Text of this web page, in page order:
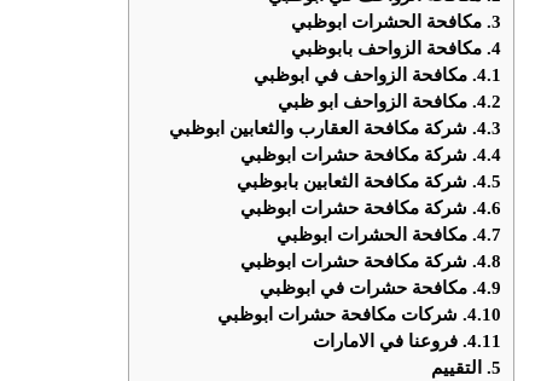
3. مكافحة الحشرات ابوظبي
4. مكافحة الزواحف بابوظبي
4.1. مكافحة الزواحف في ابوظبي
4.2. مكافحة الزواحف ابو ظبي
4.3. شركة مكافحة العقارب والثعابين ابوظبي
4.4. شركة مكافحة حشرات ابوظبي
4.5. شركة مكافحة الثعابين بابوظبي
4.6. شركة مكافحة حشرات ابوظبي
4.7. مكافحة الحشرات ابوظبي
4.8. شركة مكافحة حشرات ابوظبي
4.9. مكافحة حشرات في ابوظبي
4.10. شركات مكافحة حشرات ابوظبي
4.11. فروعنا في الامارات
5.
التقييم